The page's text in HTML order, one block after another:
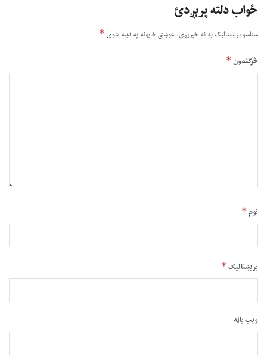
ځواب دلته پرېږدئ
ستاسو برېښناليک به نه خپريږي.غوښتى ځایونه په نښه شوي *
څرگندون*
نوم*
بریښنالیک*
ویب پاڼه